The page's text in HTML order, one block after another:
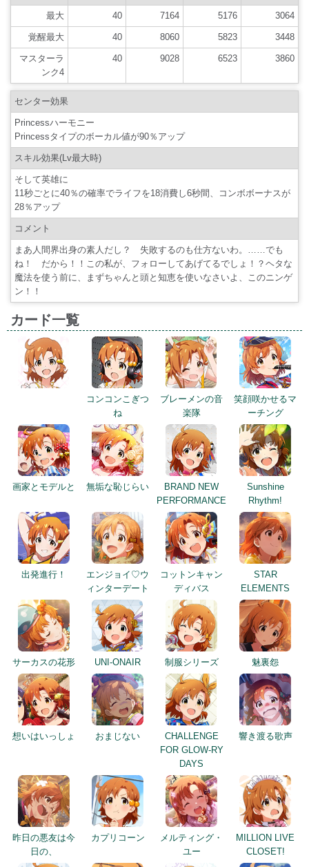
最大 40 7164 5176 3064
覚醒最大 40 8060 5823 3448
マスターラ
ンク4
40 9028 6523 3860
センター効果
Princessハーモニー
Princessタイプのボーカル値が90％アップ
スキル効果(Lv最大時)
そして英雄に
11秒ごとに40％の確率でライフを18消費し6秒間、コンボボーナスが
28％アップ
コメント
まあ人間界出身の素人だし？ 失敗するのも仕方ないわ。……でも
ね！ だから！！この私が、フォローしてあげてるでしょ！？ヘタな
魔法を使う前に、まずちゃんと頭と知恵を使いなさいよ、このニンゲ
ン！！
カード一覧
コンコンこぎつ
ね
ブレーメンの音
楽隊
笑顔咲かせるマ
ーチング
画家とモデルと 無垢な恥じらい
BRAND NEW
PERFORMANCE
Sunshine
Rhythm!
出発進行！
エンジョイ♡ウ
ィンターデート
コットンキャン
ディバス
STAR
ELEMENTS
サーカスの花形 UNI-ONAIR 制服シリーズ 魅裏怨
想いはいっしょ おまじない
CHALLENGE
FOR GLOW-RY
DAYS
響き渡る歌声
昨日の悪友は今
日の、
カプリコーン
メルティング・
ユー
MILLION LIVE
CLOSET!